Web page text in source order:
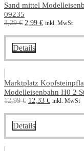
Sand mittel
09235
3,29€ Ursprünglicher
war:
3,29 €
2,99 €Aktueller
ist:
inkl. MwSt
Details
Marktplatz
Modelleisenbahn H0 2
12,99€ Ursprünglicher
war:
12,99 €
12,33 €Aktueller
ist:
inkl. MwSt
Details